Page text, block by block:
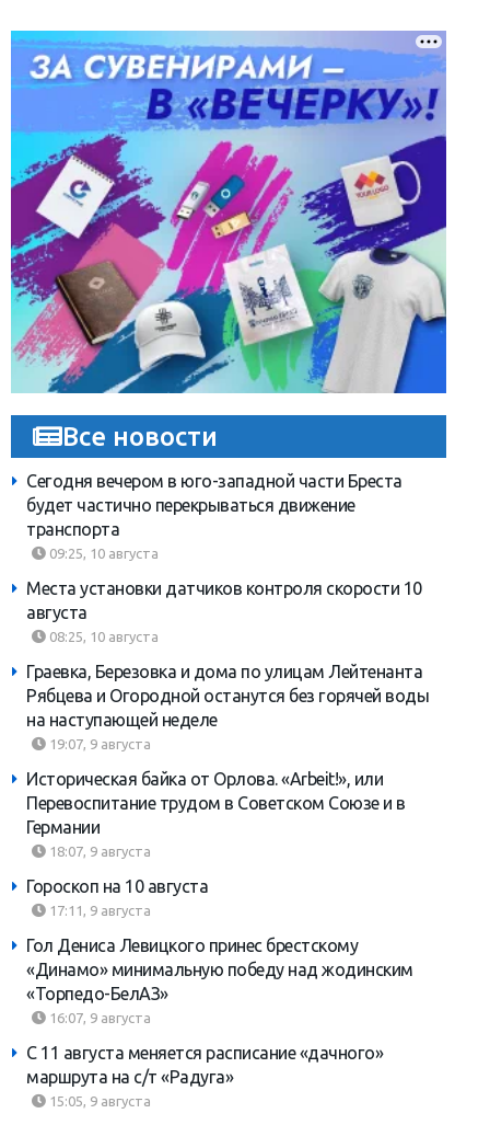
Все новости
Сегодня вечером в юго-западной части Бреста
будет частично перекрываться движение
транспорта
09:25, 10 августа
Места установки датчиков контроля скорости 10
августа
08:25, 10 августа
Граевка, Березовка и дома по улицам Лейтенанта
Рябцева и Огородной останутся без горячей воды
на наступающей неделе
19:07, 9 августа
Историческая байка от Орлова. «Arbeit!», или
Перевоспитание трудом в Советском Союзе и в
Германии
18:07, 9 августа
Гороскоп на 10 августа
17:11, 9 августа
Гол Дениса Левицкого принес брестскому
«Динамо» минимальную победу над жодинским
«Торпедо-БелАЗ»
16:07, 9 августа
С 11 августа меняется расписание «дачного»
маршрута на с/т «Радуга»
15:05, 9 августа